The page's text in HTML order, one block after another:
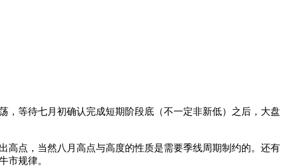
，等待七月初确认完成短期阶段底（不一定非新低）之后，大盘
高点，当然八月高点与高度的性质是需要季线周期制约的。还有
市规律。